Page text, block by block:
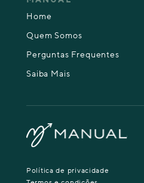
Home
Quem Somos
Perguntas Frequentes
Saiba Mais
Política de privacidade